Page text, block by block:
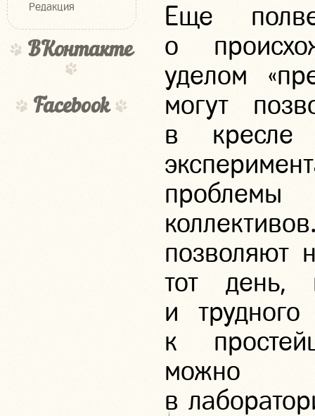
Редакция
ВКонтакте
Facebook
Еще
о
уделом
могут
в кресле
позволяют
тот день,
и
к
можно
в